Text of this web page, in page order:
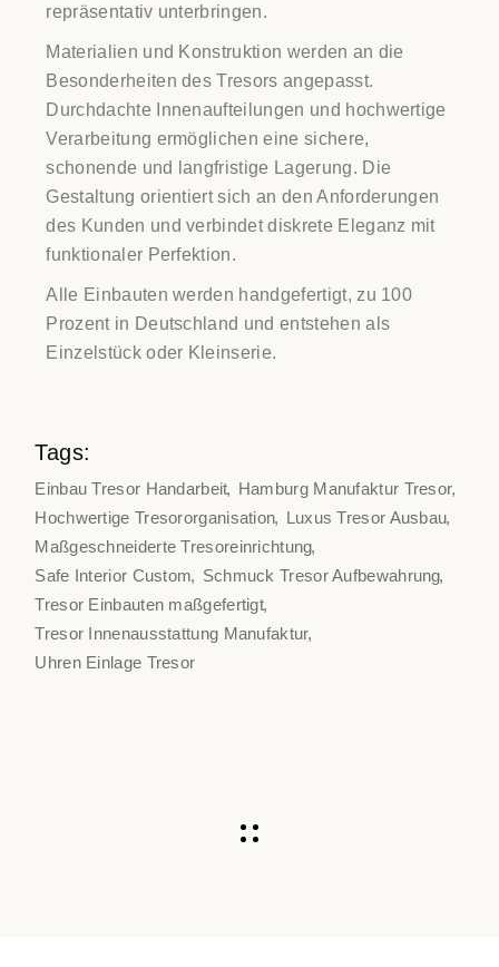
repräsentativ unterbringen.
Materialien und Konstruktion werden an die
Besonderheiten des Tresors angepasst.
Durchdachte Innenaufteilungen und hochwertige
Verarbeitung ermöglichen eine sichere,
schonende und langfristige Lagerung. Die
Gestaltung orientiert sich an den Anforderungen
des Kunden und verbindet diskrete Eleganz mit
funktionaler Perfektion.
Alle Einbauten werden handgefertigt, zu 100
Prozent in Deutschland und entstehen als
Einzelstück oder Kleinserie.
Tags:
Einbau Tresor Handarbeit
Hamburg Manufaktur Tresor
Hochwertige Tresororganisation
Luxus Tresor Ausbau
Maßgeschneiderte Tresoreinrichtung
Safe Interior Custom
Schmuck Tresor Aufbewahrung
Tresor Einbauten maßgefertigt
Tresor Innenausstattung Manufaktur
Uhren Einlage Tresor